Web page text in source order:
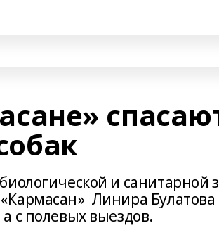
и санитарной
Линира Булатова
с полевых выездов.